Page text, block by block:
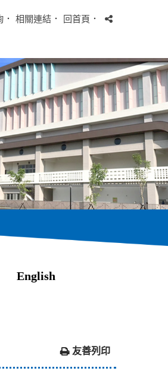
． 相關連結 ． 回首頁 ．
English
友善列印